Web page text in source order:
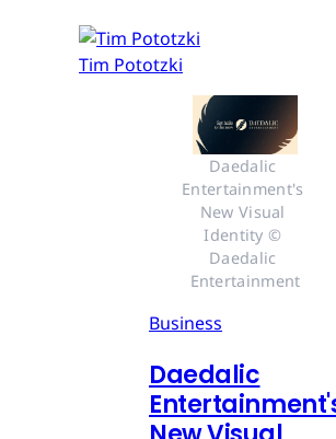
Tim Pototzki
Daedalic
Entertainment's
New Visual
Identity ©
Daedalic
Entertainment
Business
Daedalic